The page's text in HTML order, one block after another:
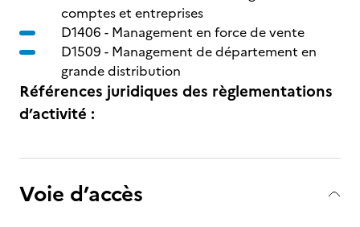
comptes et entreprises
D1406 - Management en force de vente
D1509 - Management de département en
grande distribution
Références juridiques des règlementations
d’activité :
Voie d’accès